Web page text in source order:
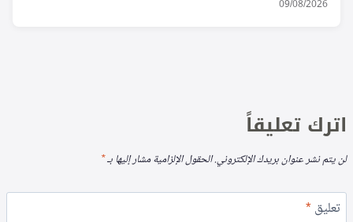
09/08/2026
اترك تعليقاً
لن يتم نشر عنوان بريدك الإلكتروني.الحقول الإلزامية مشار إليها بـ*
تعليق*